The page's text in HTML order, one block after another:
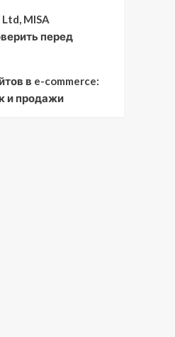
MISA
перед
в e-commerce:
и продажи